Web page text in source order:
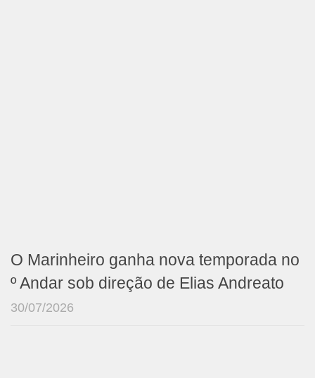
O Marinheiro ganha nova temporada no
º Andar sob direção de Elias Andreato
30/07/2026